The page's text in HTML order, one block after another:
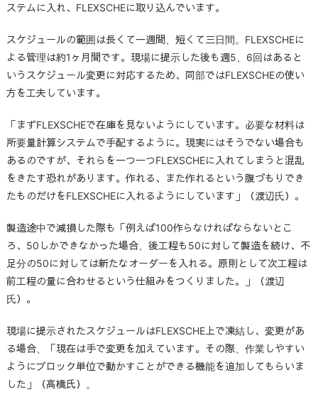
ステムに入れ、FLEXSCHEに取り込んでいます。
スケジュールの範囲は長くて一週間、短くて三日間。FLEXSCHEに
よる管理は約1ヶ月間です。現場に提示した後も週5、6回はあると
いうスケジュール変更に対応するため、同部ではFLEXSCHEの使い
方を工夫しています。
「まずFLEXSCHEで在庫を見ないようにしています。必要な材料は
所要量計算システムで手配するように。現実にはそうでない場合も
あるのですが、それらを一つ一つFLEXSCHEに入れてしまうと混乱
をきたす恐れがあります。作れる、また作れるという腹づもりでき
たものだけをFLEXSCHEに入れるようにしています」（渡辺氏）。
製造途中で減損した際も「例えば100作らなければならないとこ
ろ、50しかできなかった場合、後工程も50に対して製造を続け、不
足分の50に対しては新たなオーダーを入れる。原則として次工程は
前工程の量に合わせるという仕組みをつくりました。」（渡辺
氏）。
現場に提示されたスケジュールはFLEXSCHE上で凍結し、変更があ
る場合、「現在は手で変更を加えています。その際、作業しやすい
ようにブロック単位で動かすことができる機能を追加してもらいま
した」（高橋氏）。